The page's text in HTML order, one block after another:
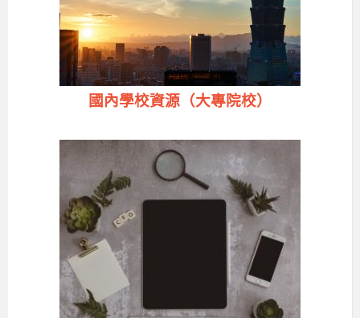
國內學校資源（大專院校）